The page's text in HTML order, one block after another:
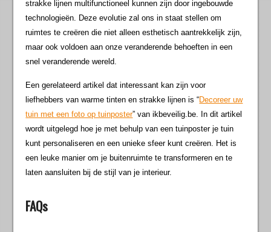
strakke lijnen multifunctioneel kunnen zijn door ingebouwde
technologieën. Deze evolutie zal ons in staat stellen om
ruimtes te creëren die niet alleen esthetisch aantrekkelijk zijn,
maar ook voldoen aan onze veranderende behoeften in een
snel veranderende wereld.
Een gerelateerd artikel dat interessant kan zijn voor
liefhebbers van warme tinten en strakke lijnen is “Decoreer uw
tuin met een foto op tuinposter” van ikbeveilig.be. In dit artikel
wordt uitgelegd hoe je met behulp van een tuinposter je tuin
kunt personaliseren en een unieke sfeer kunt creëren. Het is
een leuke manier om je buitenruimte te transformeren en te
laten aansluiten bij de stijl van je interieur.
FAQs